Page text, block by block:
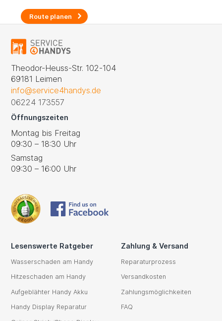
Route planen
Theodor-Heuss-Str. 102-104
69181 Leimen
info@service4handys.de
06224 173557
Öffnungszeiten
Montag bis Freitag
09:30 – 18:30 Uhr
Samstag
09:30 – 16:00 Uhr
Lesenswerte Ratgeber
Wasserschaden am Handy
Hitzeschaden am Handy
Aufgeblähter Handy Akku
Handy Display Reparatur
Zahlung & Versand
Reparaturprozess
Versandkosten
Zahlungsmöglichkeiten
FAQ